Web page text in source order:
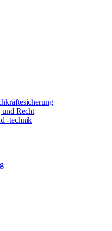
und Recht
-technik